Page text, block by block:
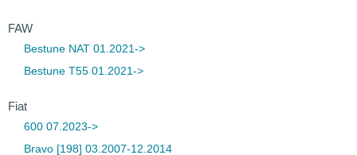
FAW
Bestune NAT 01.2021->
Bestune T55 01.2021->
Fiat
600 07.2023->
Bravo [198] 03.2007-12.2014